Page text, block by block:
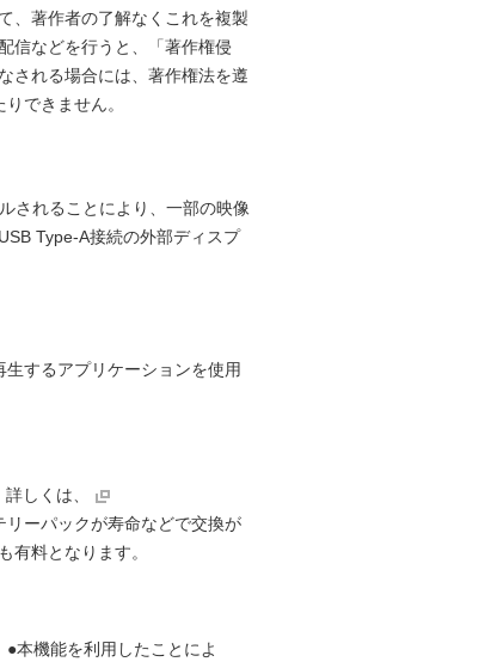
、著作者の了解なくこれを複製
信などを行うと、「著作権侵
される場合には、著作権法を遵
できません。
されることにより、一部の映像
Type-A接続の外部ディスプ
するアプリケーションを使用
しくは、
ーパックが寿命などで交換が
有料となります。
本機能を利用したことによ